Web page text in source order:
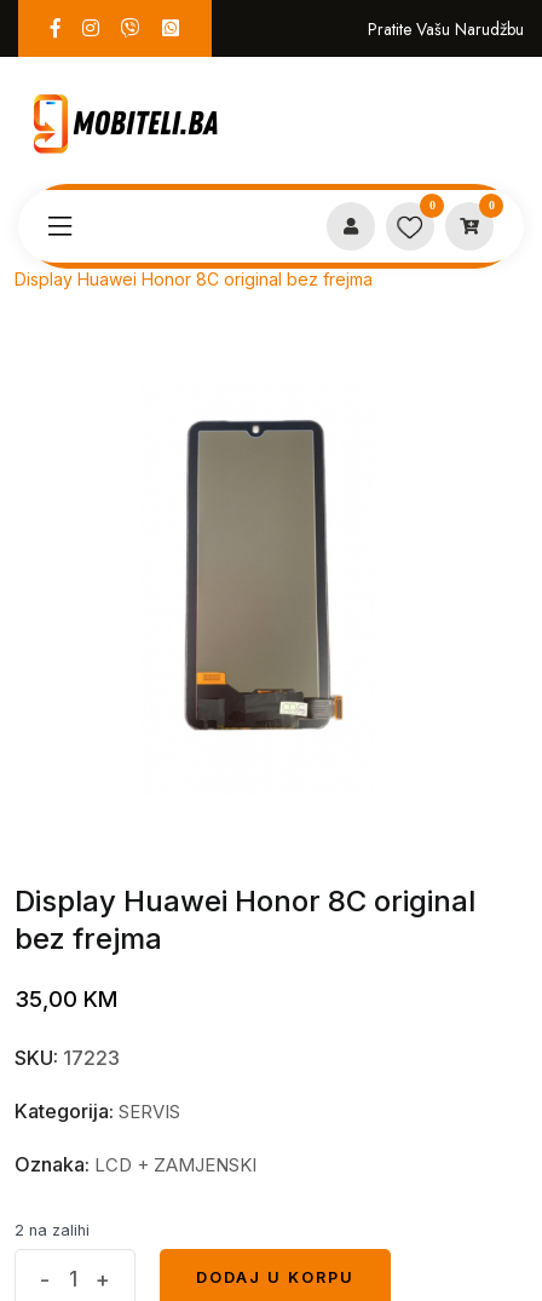
Pratite Vašu Narudžbu
0 0
Display Huawei Honor 8C original bez frejma
Display Huawei Honor 8C original
bez frejma
35,00 KM
SKU: 17223
Kategorija: SERVIS
Oznaka: LCD + ZAMJENSKI
2 na zalihi
- +
DODAJ U KORPU